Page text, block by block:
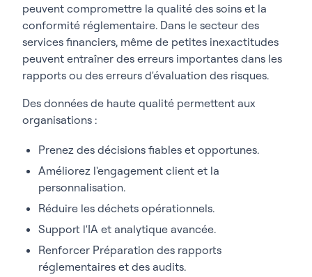
peuvent compromettre la qualité des soins et la
conformité réglementaire. Dans le secteur des
services financiers, même de petites inexactitudes
peuvent entraîner des erreurs importantes dans les
rapports ou des erreurs d'évaluation des risques.
Des données de haute qualité permettent aux
organisations :
Prenez des décisions fiables et opportunes.
Améliorez l'engagement client et la
personnalisation.
Réduire les déchets opérationnels.
Support l'IA et analytique avancée.
Renforcer Préparation des rapports
réglementaires et des audits.